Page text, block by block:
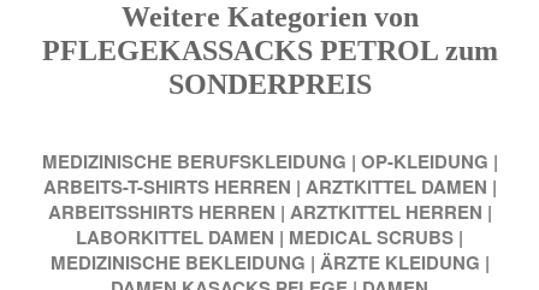
Weitere Kategorien von
PFLEGEKASSACKS PETROL zum
SONDERPREIS
MEDIZINISCHE BERUFSKLEIDUNG | OP-KLEIDUNG |
ARBEITS-T-SHIRTS HERREN | ARZTKITTEL DAMEN |
ARBEITSSHIRTS HERREN | ARZTKITTEL HERREN |
LABORKITTEL DAMEN | MEDICAL SCRUBS |
MEDIZINISCHE BEKLEIDUNG | ÄRZTE KLEIDUNG |